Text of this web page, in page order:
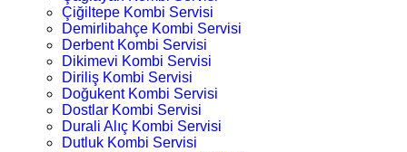
Çiğiltepe Kombi Servisi
Demirlibahçe Kombi Servisi
Derbent Kombi Servisi
Dikimevi Kombi Servisi
Diriliş Kombi Servisi
Doğukent Kombi Servisi
Dostlar Kombi Servisi
Durali Alıç Kombi Servisi
Dutluk Kombi Servisi